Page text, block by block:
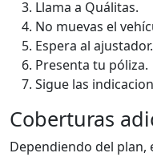
Llama a Quálitas.
No muevas el
Espera al ajustador.
Presenta tu póliza.
Sigue las
Coberturas
Dependiendo del plan,